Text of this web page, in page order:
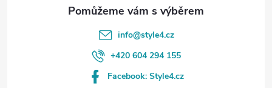
info@style4.cz
+420 604 294 155
Facebook: Style4.cz